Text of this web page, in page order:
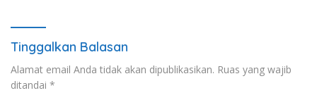
Tinggalkan Balasan
Alamat email Anda tidak akan dipublikasikan. Ruas yang wajib
ditandai *